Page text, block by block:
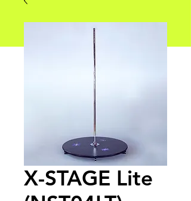
X-STAGE Lite